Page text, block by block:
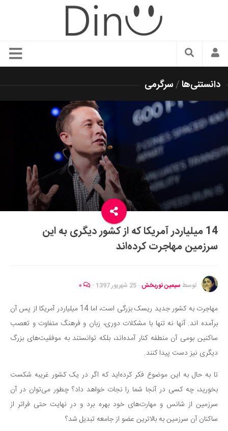
سبک زندگی
زیبایی و آرایش
شیک پوشی
دکوراسیون و چیدمان
غذا
رستوران گردی
آشپزی
سفر و گردشگری
ایران گردی
جهان گردی
موفقیت و مهارت‌های فردی
تغذیه سالم
بهداشت
بیماری و درمان
کودک و مادر
ورزش و تندرستی
روانشناسی
مراکز پزشکی و دارویی
دانستنی‌ها/سرگرمی
14 میلیاردر آمریکا که از کشور دیگری به این
سرزمین مهاجرت کرده‌اند
توسط سیمین نوربخش · 25 شهریور 1397 ·
مهاجرت به کشور جدید ریسک بزرگی است، اما 14 میلیاردر آمریکا از پس آن
برآمده اند. آنها نه تنها با مشکلات دوری، زبان و فرهنگ متفاوت و تعصب
ساکنین بومی آن منطقه کنار آمده‌اند، بلکه توانستند به موفقیت‌های بزرگ
دیگری نیز دست پیدا کنند.
تا به حال به این موضوع فکر کرده‌اید که اگر در یک کشور غریبه شکست
بخورید، چه کسی در آنجا شما را نجات خواهد داد؟ چطور می‌توان در آن
سرزمین از شانس و مهارت‌های خود بهره برد و در نهایت حتی فراتر از
ساکنان آن سرزمین به بالاترین عضو از جامعه تبدیل شد؟